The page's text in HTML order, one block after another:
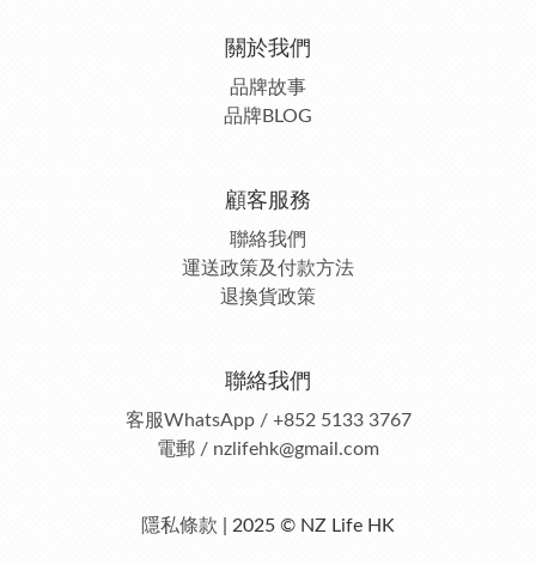
關於我們
品牌故事
品牌BLOG
顧客服務
聯絡我們
運送政策及付款方法
退換貨政策
聯絡我們
客服WhatsApp / +852 5133 3767
電郵 / nzlifehk@gmail.com
隱私條款 | 2025 © NZ Life HK